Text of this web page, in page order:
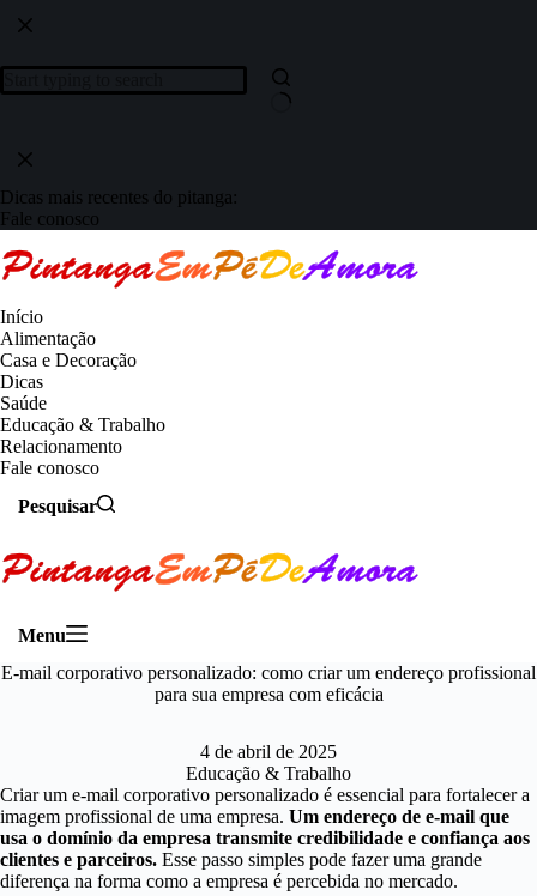
Dicas mais recentes do pitanga:
Fale conosco
Início
Alimentação
Casa e Decoração
Dicas
Saúde
Educação & Trabalho
Relacionamento
Fale conosco
Pesquisar
Menu
E-mail corporativo personalizado: como criar um endereço profissional
para sua empresa com eficácia
4 de abril de 2025
Educação & Trabalho
Criar um e-mail corporativo personalizado é essencial para fortalecer a
imagem profissional de uma empresa. Um endereço de e-mail que
usa o domínio da empresa transmite credibilidade e confiança aos
clientes e parceiros. Esse passo simples pode fazer uma grande
diferença na forma como a empresa é percebida no mercado.